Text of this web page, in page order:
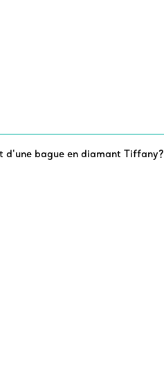
d'une bague en diamant Tiffany?